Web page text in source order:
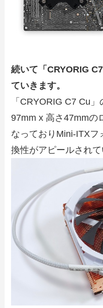
続いて「CRYORIG
ていきます。
「CRYORIG C7 Cu
97mm x 高さ47mmの
なっておりMini-ITXフ
換性がアピールされて